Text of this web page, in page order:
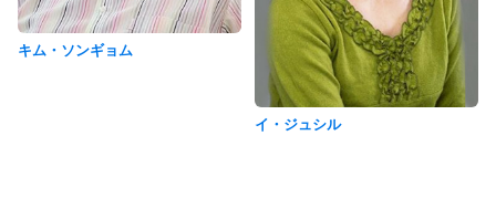
キム・ソンギョム
イ・ジュシル